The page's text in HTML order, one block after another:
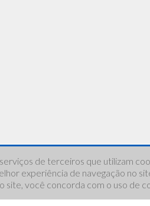
de terceiros que utilizam
experiência de navegação no
site, você concorda com o uso de